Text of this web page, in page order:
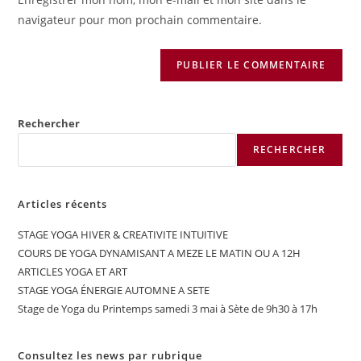
(facultatif)
navigateur pour mon prochain commentaire.
Rechercher
RECHERCHER
Articles récents
STAGE YOGA HIVER & CREATIVITE INTUITIVE
COURS DE YOGA DYNAMISANT A MEZE LE MATIN OU A 12H
ARTICLES YOGA ET ART
STAGE YOGA ÉNERGIE AUTOMNE A SETE
Stage de Yoga du Printemps samedi 3 mai à Sète de 9h30 à 17h
Consultez les news par rubrique